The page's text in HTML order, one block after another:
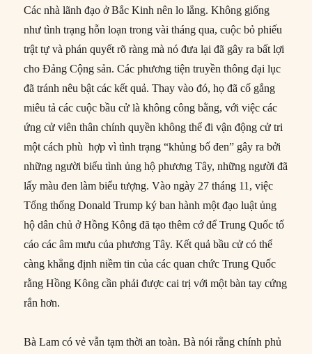
Các nhà lãnh đạo ở Bắc Kinh nên lo lắng. Không giống
như tình trạng hỗn loạn trong vài tháng qua, cuộc bỏ phiếu
trật tự và phán quyết rõ ràng mà nó đưa lại đã gây ra bất lợi
cho Đảng Cộng sản. Các phương tiện truyền thông đại lục
đã tránh nêu bật các kết quả. Thay vào đó, họ đã cố gắng
miêu tả các cuộc bầu cử là không công bằng, với việc các
ứng cử viên thân chính quyền không thể đi vận động cử tri
một cách phù hợp vì tình trạng “khủng bố đen” gây ra bởi
những người biểu tình ủng hộ phương Tây, những người đã
lấy màu đen làm biểu tượng. Vào ngày 27 tháng 11, việc
Tổng thống Donald Trump ký ban hành một đạo luật ủng
hộ dân chủ ở Hồng Kông đã tạo thêm cớ để Trung Quốc tố
cáo các âm mưu của phương Tây. Kết quả bầu cử có thể
càng khẳng định niềm tin của các quan chức Trung Quốc
rằng Hồng Kông cần phải được cai trị với một bàn tay cứng
rắn hơn.
Bà Lam có vẻ vẫn tạm thời an toàn. Bà nói rằng chính phủ